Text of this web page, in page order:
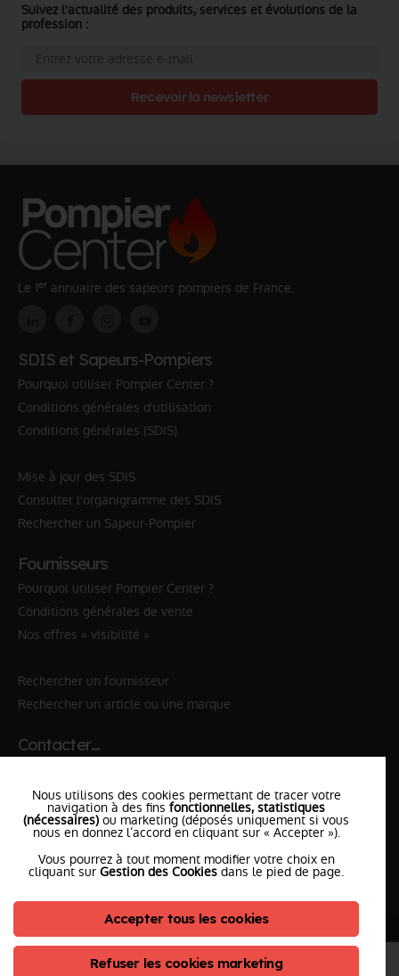
Suivez l'actualité des produits, services et évolutions de la
profession :
Recevoir la newsletter
Le 1er annuaire des sapeurs pompiers de France.
SDIS et Sapeurs-Pompiers
Pourquoi utiliser Pompier Center ?
Conditions générales d'utilisation
Conditions générales (SDIS)
Mise à jour des SDIS
Consulter l'organigramme des SDIS
Rechercher un Sapeur-Pompier
Fournisseurs
Pourquoi utiliser Pompier Center ?
Conditions générales de vente
Nos offres « visibilité »
Rechercher un fournisseur
Rechercher un article ou une marque
Contacter…
✆ 18№National Sapeurs-Pompiers
le SDISle plus proche
l'équipePompierCenter
©2026 Pompier Center • Mentions Légales •
Protection de vos données • Plan du Site
Nous utilisons des cookies permettant de tracer votre
navigation à des fins fonctionnelles, statistiques
(nécessaires) ou marketing (déposés uniquement si vous
nous en donnez l’accord en cliquant sur « Accepter »).
Vous pourrez à tout moment modifier votre choix en
cliquant sur Gestion des Cookies dans le pied de page.
Accepter tous les cookies
Refuser les cookies marketing